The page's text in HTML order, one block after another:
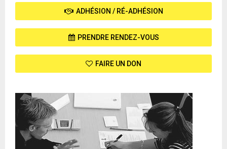
ADHÉSION / RÉ-ADHÉSION
PRENDRE RENDEZ-VOUS
FAIRE UN DON